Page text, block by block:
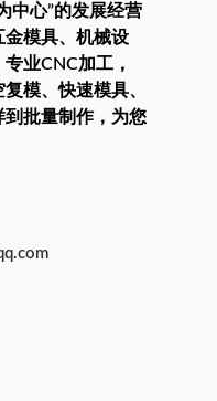
中心”的发展经营
金模具、机械设
业CNC加工，
模、快速模具、
批量制作，为您